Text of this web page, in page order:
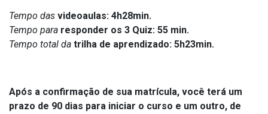
Tempo das videoaulas: 4h28min.
Tempo para responder os 3 Quiz: 55 min.
Tempo total da trilha de aprendizado: 5h23min.
Após a confirmação de sua matrícula, você terá um
prazo de 90 dias para iniciar o curso e um outro, de